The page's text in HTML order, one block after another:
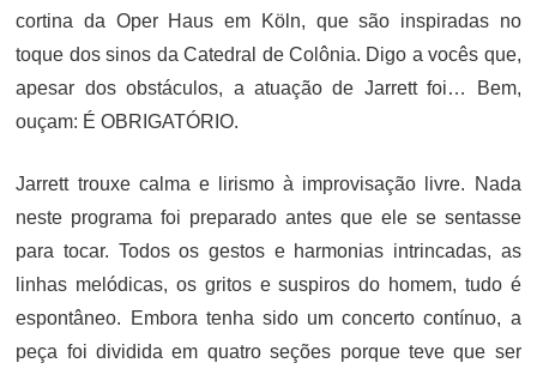
cortina da Oper Haus em Köln, que são inspiradas no
toque dos sinos da Catedral de Colônia. Digo a vocês que,
apesar dos obstáculos, a atuação de Jarrett foi… Bem,
ouçam: É OBRIGATÓRIO.
Jarrett trouxe calma e lirismo à improvisação livre. Nada
neste programa foi preparado antes que ele se sentasse
para tocar. Todos os gestos e harmonias intrincadas, as
linhas melódicas, os gritos e suspiros do homem, tudo é
espontâneo. Embora tenha sido um concerto contínuo, a
peça foi dividida em quatro seções porque teve que ser